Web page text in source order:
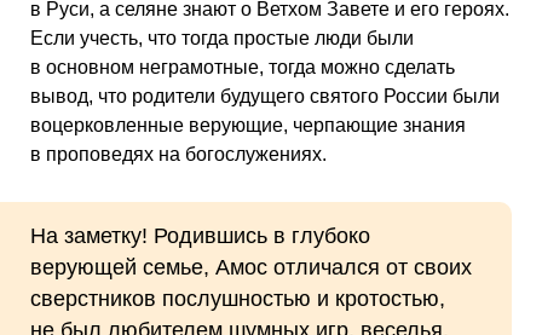
в Руси, а селяне знают о Ветхом Завете и его героях.
Если учесть, что тогда простые люди были
в основном неграмотные, тогда можно сделать
вывод, что родители будущего святого России были
воцерковленные верующие, черпающие знания
в проповедях на богослужениях.
На заметку! Родившись в глубоко
верующей семье, Амос отличался от своих
сверстников послушностью и кротостью,
не был любителем шумных игр, веселья.